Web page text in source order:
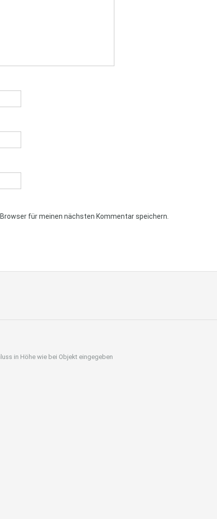
für meinen nächsten Kommentar speichern.
in Höhe wie bei Objekt eingegeben